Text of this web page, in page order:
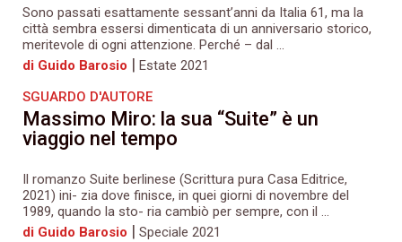
Sono passati esattamente sessant’anni da Italia 61, ma la
città sembra essersi dimenticata di un anniversario storico,
meritevole di ogni attenzione. Perché – dal ...
di Guido Barosio | Estate 2021
SGUARDO D'AUTORE
Massimo Miro: la sua “Suite” è un
viaggio nel tempo
Il romanzo Suite berlinese (Scrittura pura Casa Editrice,
2021) ini- zia dove finisce, in quei giorni di novembre del
1989, quando la sto- ria cambiò per sempre, con il ...
di Guido Barosio | Speciale 2021